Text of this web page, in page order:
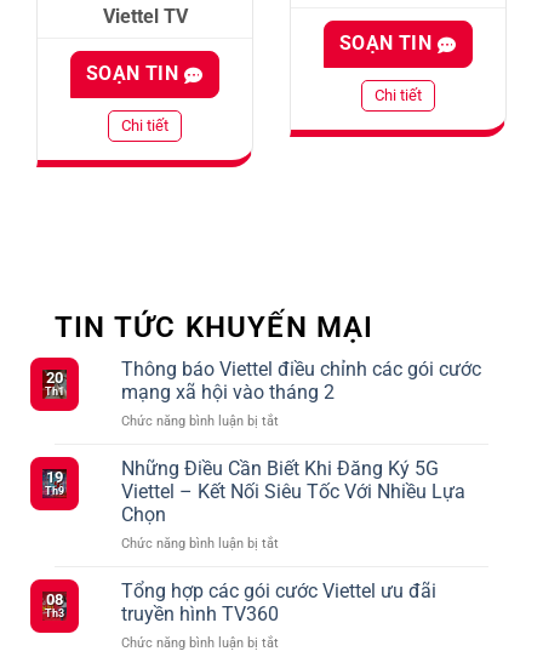
Viettel TV
SOẠN TIN
Chi tiết
SOẠN TIN
Chi tiết
TIN TỨC KHUYẾN MẠI
20
Th1
Thông báo Viettel điều chỉnh các gói cước
mạng xã hội vào tháng 2
Chức năng bình luận bị tắt
báo
Viettel
điều
các
cước
hội
19
Th9
Những Điều Cần Biết Khi Đăng Ký 5G
Viettel – Kết Nối Siêu Tốc Với Nhiều Lựa
Chọn
Chức năng bình luận bị tắt
Điều
Khi
08
Th3
Tổng hợp các gói cước Viettel ưu đãi
truyền hình TV360
Chức năng bình luận bị tắt